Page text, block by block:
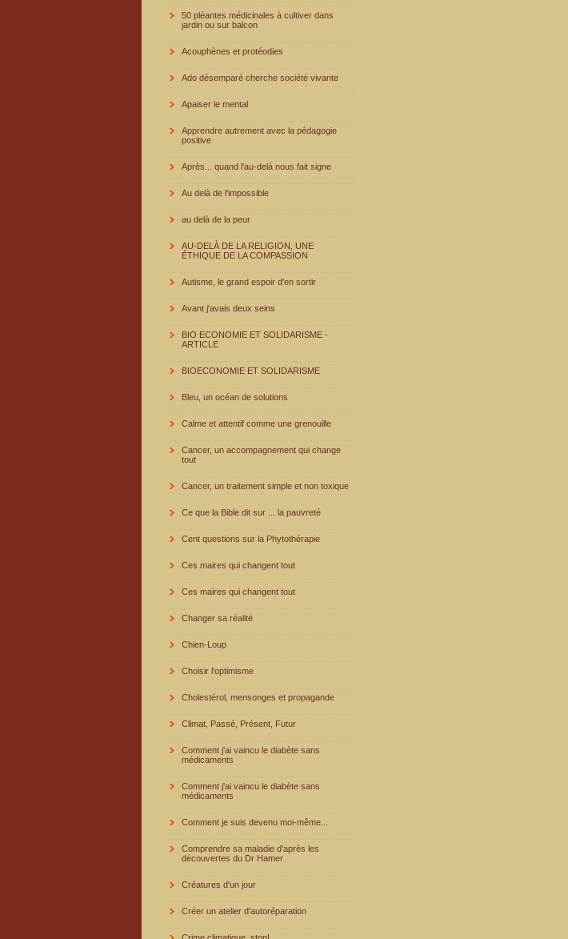
50 pléantes médicinales à cultiver dans
jardin ou sur balcon
Acouphènes et protéodies
Ado désemparé cherche société vivante
Apaiser le mental
Apprendre autrement avec la pédagogie
positive
Après... quand l'au-delà nous fait signe
Au delà de l'impossible
au delà de la peur
AU-DELÀ DE LA RELIGION, UNE
ÉTHIQUE DE LA COMPASSION
Autisme, le grand espoir d'en sortir
Avant j'avais deux seins
BIO ECONOMIE ET SOLIDARISME -
ARTICLE
BIOECONOMIE ET SOLIDARISME
Bleu, un océan de solutions
Calme et attentif comme une grenouille
Cancer, un accompagnement qui change
tout
Cancer, un traitement simple et non toxique
Ce que la Bible dit sur ... la pauvreté
Cent questions sur la Phytothérapie
Ces maires qui changent tout
Ces maires qui changent tout
Changer sa réalité
Chien-Loup
Choisir l'optimisme
Cholestérol, mensonges et propagande
Climat, Passé, Présent, Futur
Comment j'ai vaincu le diabète sans
médicaments
Comment j'ai vaincu le diabète sans
médicaments
Comment je suis devenu moi-même...
Comprendre sa maladie d'après les
découvertes du Dr Hamer
Créatures d'un jour
Créer un atelier d'autoréparation